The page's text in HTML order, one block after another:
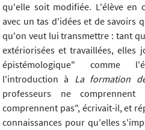
qu'elle soit modifiée. L'élève en
avec un tas d'idées et de savoirs
qu'on veut lui transmettre : tant
extériorisées et travaillées,
épistémologique" comme
l'introduction à La formation
professeurs ne
comprennent pas", écrivait-il, et
connaissances pour qu'elles